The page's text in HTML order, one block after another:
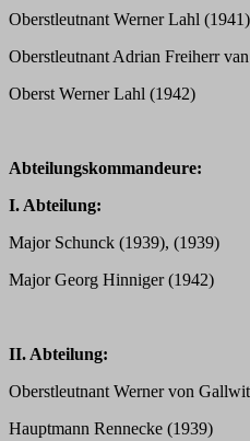
Oberstleutnant Werner Lahl (1941)
Oberstleutnant Adrian Freiherr
Oberst Werner Lahl (1942)
Abteilungskommandeure:
I. Abteilung:
Major Schunck (1939), (1939)
Major Georg Hinniger (1942)
II. Abteilung:
Oberstleutnant Werner von
Hauptmann Rennecke (1939)